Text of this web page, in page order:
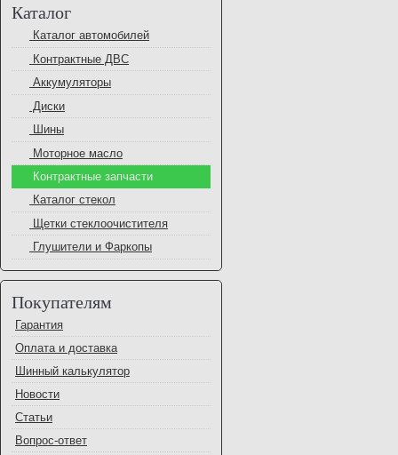
Каталог
Каталог автомобилей
Контрактные ДВС
Аккумуляторы
Диски
Шины
Моторное масло
Контрактные запчасти
Каталог стекол
Щетки стеклоочистителя
Глушители и Фаркопы
Покупателям
Гарантия
Оплата и доставка
Шинный калькулятор
Новости
Статьи
Вопрос-ответ